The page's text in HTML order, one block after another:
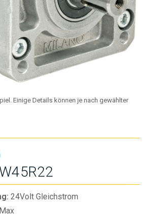
Einige Details können je nach gewählter
24Volt Gleichstrom